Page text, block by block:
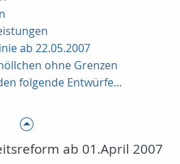
ab 22.05.2007
ohne Grenzen
folgende Entwürfe...
ab 01.April 2007